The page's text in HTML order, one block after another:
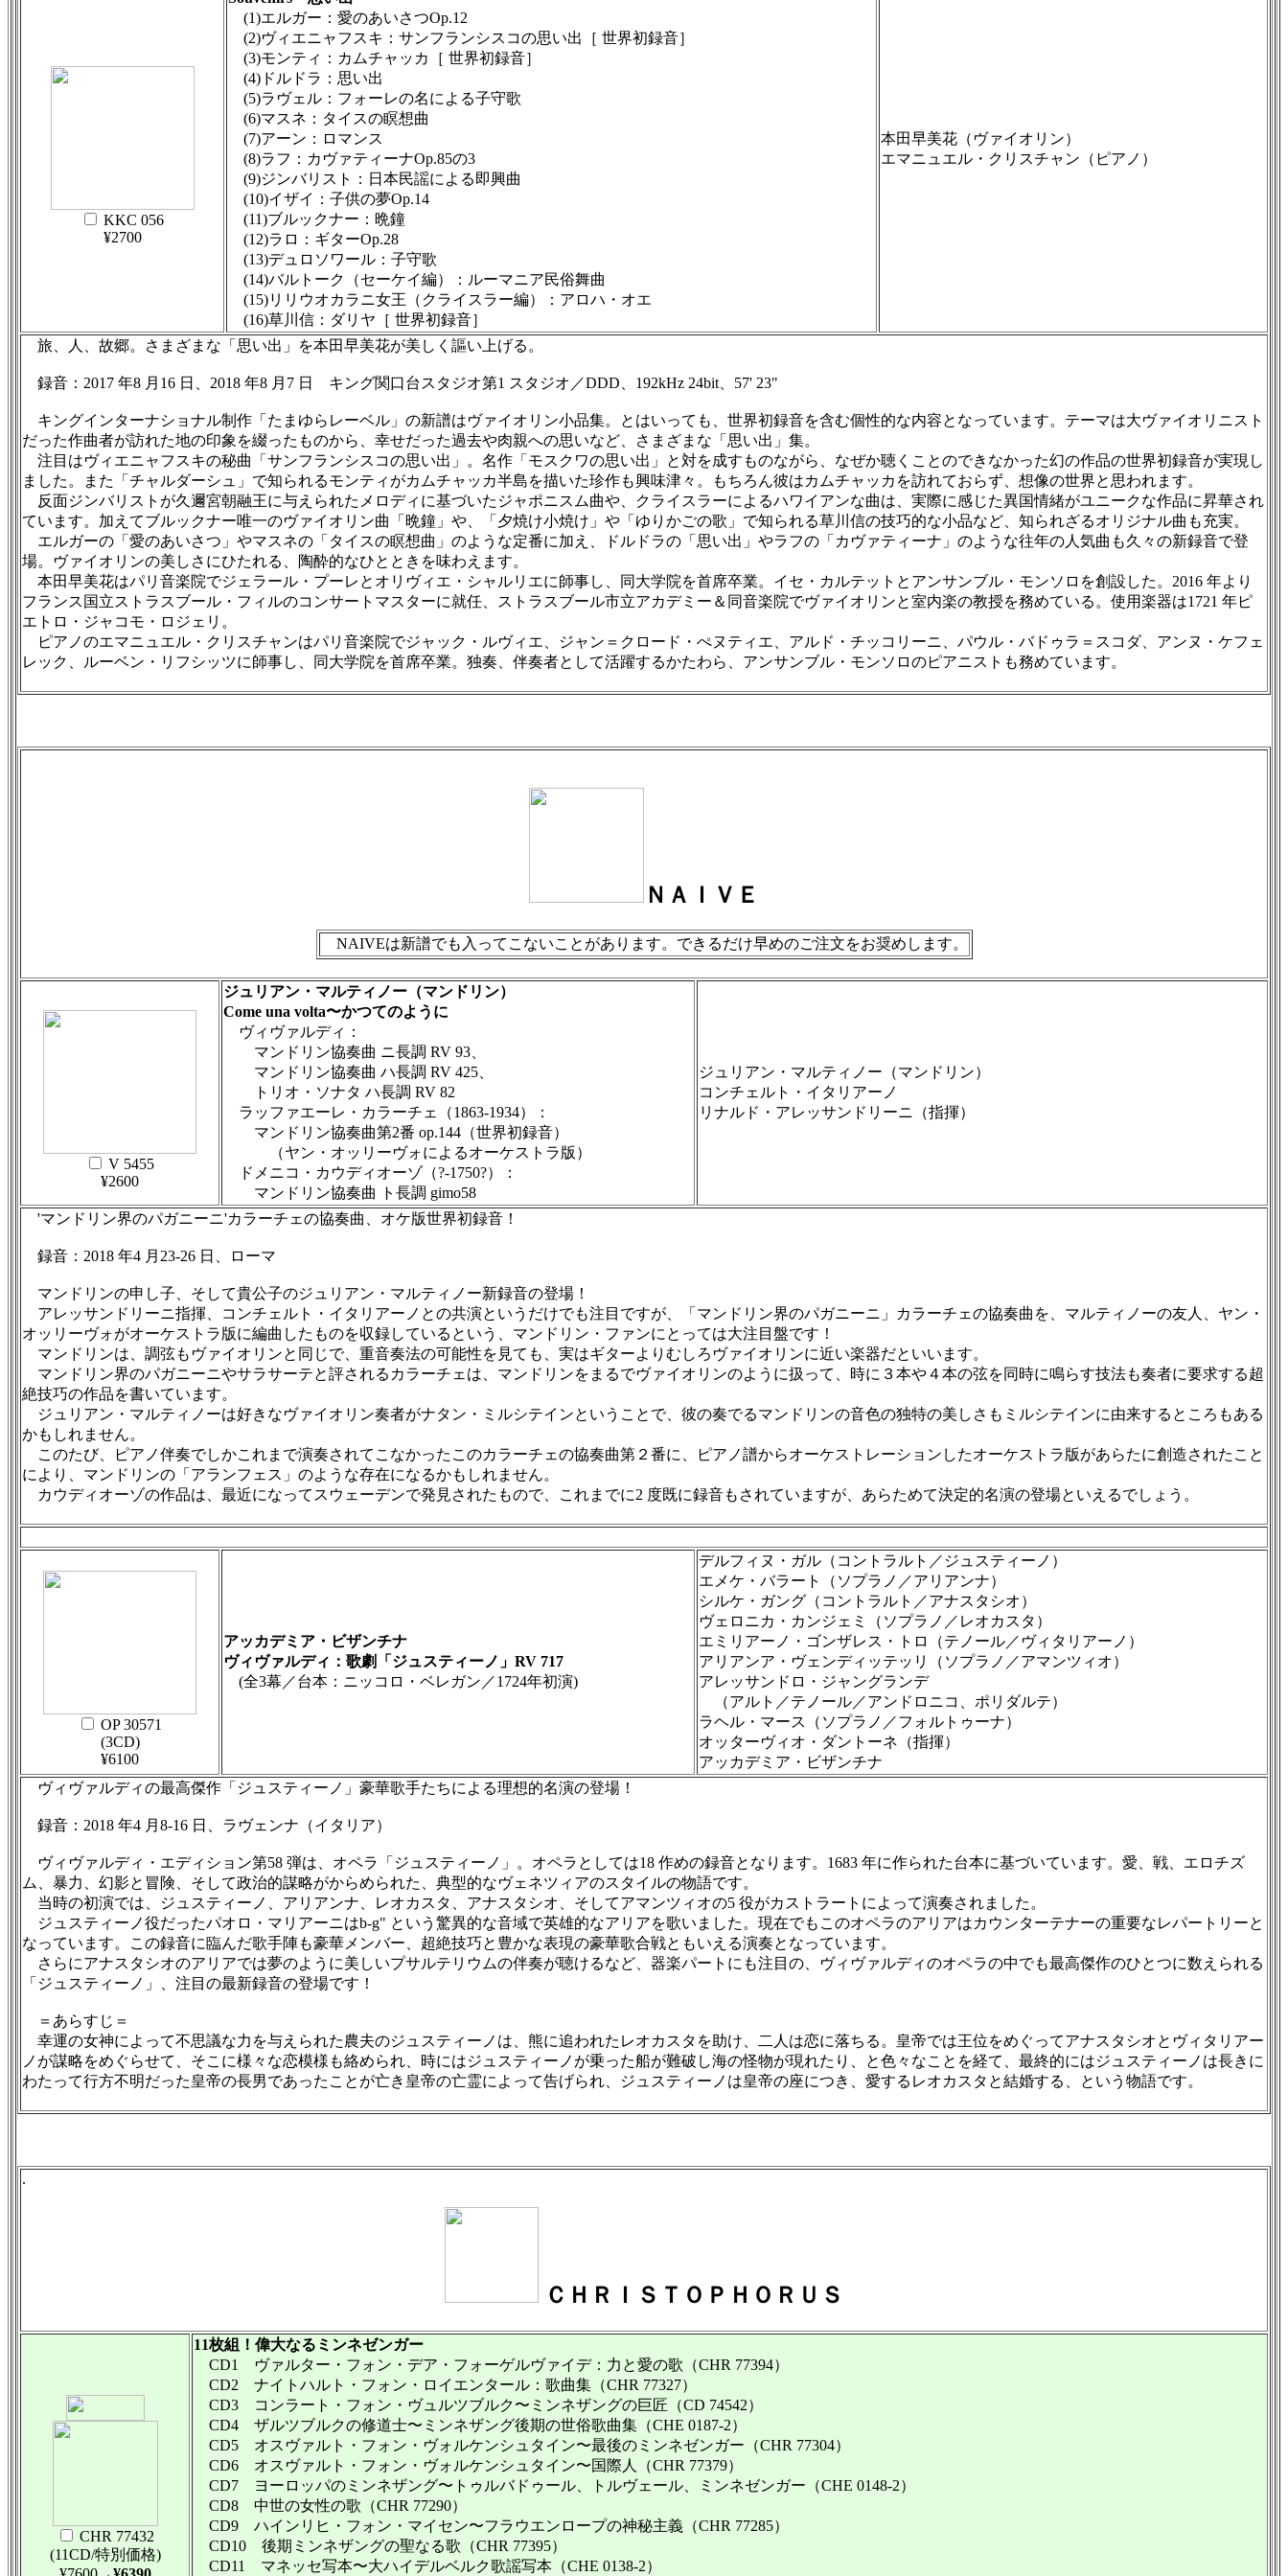
KKC 056
¥2700
(1)エルガー：愛のあいさつOp.12
(2)ヴィエニャフスキ：サンフランシスコの思い出［ 世界初録音］
(3)モンティ：カムチャッカ［ 世界初録音］
(4)ドルドラ：思い出
(5)ラヴェル：フォーレの名による子守歌
(6)マスネ：タイスの瞑想曲
(7)アーン：ロマンス
(8)ラフ：カヴァティーナOp.85の3
(9)ジンバリスト：日本民謡による即興曲
(10)イザイ：子供の夢Op.14
(11)ブルックナー：晩鐘
(12)ラロ：ギターOp.28
(13)デュロソワール：子守歌
(14)バルトーク（セーケイ編）：ルーマニア民俗舞曲
(15)リリウオカラニ女王（クライスラー編）：アロハ・オエ
(16)草川信：ダリヤ［ 世界初録音］
本田早美花（ヴァイオリン）
エマニュエル・クリスチャン（ピアノ）
旅、人、故郷。さまざまな「思い出」を本田早美花が美しく謳い上げる。
録音：2017 年8 月16 日、2018 年8 月7 日 キング関口台スタジオ第1 スタジオ／DDD、192kHz 24bit、57' 23"
キングインターナショナル制作「たまゆらレーベル」の新譜はヴァイオリン小品集。とはいっても、世界初録音を含む個性的な内容となっています。テーマは大ヴァイオリニスト
だった作曲者が訪れた地の印象を綴ったものから、幸せだった過去や肉親への思いなど、さまざまな「思い出」集。
注目はヴィエニャフスキの秘曲「サンフランシスコの思い出」。名作「モスクワの思い出」と対を成すものながら、なぜか聴くことのできなかった幻の作品の世界初録音が実現し
ました。また「チャルダーシュ」で知られるモンティがカムチャッカ半島を描いた珍作も興味津々。もちろん彼はカムチャッカを訪れておらず、想像の世界と思われます。
反面ジンバリストが久邇宮朝融王に与えられたメロディに基づいたジャポニスム曲や、クライスラーによるハワイアンな曲は、実際に感じた異国情緒がユニークな作品に昇華され
ています。加えてブルックナー唯一のヴァイオリン曲「晩鐘」や、「夕焼け小焼け」や「ゆりかごの歌」で知られる草川信の技巧的な小品など、知られざるオリジナル曲も充実。
エルガーの「愛のあいさつ」やマスネの「タイスの瞑想曲」のような定番に加え、ドルドラの「思い出」やラフの「カヴァティーナ」のような往年の人気曲も久々の新録音で登
場。ヴァイオリンの美しさにひたれる、陶酔的なひとときを味わえます。
本田早美花はパリ音楽院でジェラール・プーレとオリヴィエ・シャルリエに師事し、同大学院を首席卒業。イセ・カルテットとアンサンブル・モンソロを創設した。2016 年より
フランス国立ストラスブール・フィルのコンサートマスターに就任、ストラスブール市立アカデミー＆同音楽院でヴァイオリンと室内楽の教授を務めている。使用楽器は1721 年ピ
エトロ・ジャコモ・ロジェリ。
ピアノのエマニュエル・クリスチャンはパリ音楽院でジャック・ルヴィエ、ジャン＝クロード・ぺヌティエ、アルド・チッコリーニ、パウル・バドゥラ＝スコダ、アンヌ・ケフェ
レック、ルーベン・リフシッツに師事し、同大学院を首席卒業。独奏、伴奏者として活躍するかたわら、アンサンブル・モンソロのピアニストも務めています。
ＮＡＩＶＥ
NAIVEは新譜でも入ってこないことがあります。できるだけ早めのご注文をお奨めします。
V 5455
¥2600
ジュリアン・マルティノー（マンドリン）
Come una volta〜かつてのように
ヴィヴァルディ：
マンドリン協奏曲 ニ長調 RV 93、
マンドリン協奏曲 ハ長調 RV 425、
トリオ・ソナタ ハ長調 RV 82
ラッファエーレ・カラーチェ（1863-1934）：
マンドリン協奏曲第2番 op.144（世界初録音）
（ヤン・オッリーヴォによるオーケストラ版）
ドメニコ・カウディオーゾ（?-1750?）：
マンドリン協奏曲 ト長調 gimo58
ジュリアン・マルティノー（マンドリン）
コンチェルト・イタリアーノ
リナルド・アレッサンドリーニ（指揮）
'マンドリン界のパガニーニ'カラーチェの協奏曲、オケ版世界初録音！
録音：2018 年4 月23-26 日、ローマ
マンドリンの申し子、そして貴公子のジュリアン・マルティノー新録音の登場！
アレッサンドリーニ指揮、コンチェルト・イタリアーノとの共演というだけでも注目ですが、「マンドリン界のパガニーニ」カラーチェの協奏曲を、マルティノーの友人、ヤン・
オッリーヴォがオーケストラ版に編曲したものを収録しているという、マンドリン・ファンにとっては大注目盤です！
マンドリンは、調弦もヴァイオリンと同じで、重音奏法の可能性を見ても、実はギターよりむしろヴァイオリンに近い楽器だといいます。
マンドリン界のパガニーニやサラサーテと評されるカラーチェは、マンドリンをまるでヴァイオリンのように扱って、時に３本や４本の弦を同時に鳴らす技法も奏者に要求する超
絶技巧の作品を書いています。
ジュリアン・マルティノーは好きなヴァイオリン奏者がナタン・ミルシテインということで、彼の奏でるマンドリンの音色の独特の美しさもミルシテインに由来するところもある
かもしれません。
このたび、ピアノ伴奏でしかこれまで演奏されてこなかったこのカラーチェの協奏曲第２番に、ピアノ譜からオーケストレーションしたオーケストラ版があらたに創造されたこと
により、マンドリンの「アランフェス」のような存在になるかもしれません。
カウディオーゾの作品は、最近になってスウェーデンで発見されたもので、これまでに2 度既に録音もされていますが、あらためて決定的名演の登場といえるでしょう。
OP 30571
(3CD)
¥6100
アッカデミア・ビザンチナ
ヴィヴァルディ：歌劇「ジュスティーノ」RV 717
(全3幕／台本：ニッコロ・ベレガン／1724年初演)
デルフィヌ・ガル（コントラルト／ジュスティーノ）
エメケ・バラート（ソプラノ／アリアンナ）
シルケ・ガング（コントラルト／アナスタシオ）
ヴェロニカ・カンジェミ（ソプラノ／レオカスタ）
エミリアーノ・ゴンザレス・トロ（テノール／ヴィタリアーノ）
アリアンア・ヴェンディッテッリ（ソプラノ／アマンツィオ）
アレッサンドロ・ジャングランデ
（アルト／テノール／アンドロニコ、ポリダルテ）
ラヘル・マース（ソプラノ／フォルトゥーナ）
オッターヴィオ・ダントーネ（指揮）
アッカデミア・ビザンチナ
ヴィヴァルディの最高傑作「ジュスティーノ」豪華歌手たちによる理想的名演の登場！
録音：2018 年4 月8-16 日、ラヴェンナ（イタリア）
ヴィヴァルディ・エディション第58 弾は、オペラ「ジュスティーノ」。オペラとしては18 作めの録音となります。1683 年に作られた台本に基づいています。愛、戦、エロチズ
ム、暴力、幻影と冒険、そして政治的謀略がからめられた、典型的なヴェネツィアのスタイルの物語です。
当時の初演では、ジュスティーノ、アリアンナ、レオカスタ、アナスタシオ、そしてアマンツィオの5 役がカストラートによって演奏されました。
ジュスティーノ役だったパオロ・マリアーニはb-g" という驚異的な音域で英雄的なアリアを歌いました。現在でもこのオペラのアリアはカウンターテナーの重要なレパートリーと
なっています。この録音に臨んだ歌手陣も豪華メンバー、超絶技巧と豊かな表現の豪華歌合戦ともいえる演奏となっています。
さらにアナスタシオのアリアでは夢のように美しいプサルテリウムの伴奏が聴けるなど、器楽パートにも注目の、ヴィヴァルディのオペラの中でも最高傑作のひとつに数えられる
「ジュスティーノ」、注目の最新録音の登場です！
＝あらすじ＝
幸運の女神によって不思議な力を与えられた農夫のジュスティーノは、熊に追われたレオカスタを助け、二人は恋に落ちる。皇帝では王位をめぐってアナスタシオとヴィタリアー
ノが謀略をめぐらせて、そこに様々な恋模様も絡められ、時にはジュスティーノが乗った船が難破し海の怪物が現れたり、と色々なことを経て、最終的にはジュスティーノは長きに
わたって行方不明だった皇帝の長男であったことが亡き皇帝の亡霊によって告げられ、ジュスティーノは皇帝の座につき、愛するレオカスタと結婚する、という物語です。
.
ＣＨＲＩＳＴＯＰＨＯＲＵＳ
CHR 77432
(11CD/特別価格)
11枚組！偉大なるミンネゼンガー
CD1 ヴァルター・フォン・デア・フォーゲルヴァイデ：力と愛の歌（CHR 77394）
CD2 ナイトハルト・フォン・ロイエンタール：歌曲集（CHR 77327）
CD3 コンラート・フォン・ヴュルツブルク〜ミンネザングの巨匠（CD 74542）
CD4 ザルツブルクの修道士〜ミンネザング後期の世俗歌曲集（CHE 0187-2）
CD5 オスヴァルト・フォン・ヴォルケンシュタイン〜最後のミンネゼンガー（CHR 77304）
CD6 オスヴァルト・フォン・ヴォルケンシュタイン〜国際人（CHR 77379）
CD7 ヨーロッパのミンネザング〜トゥルバドゥール、トルヴェール、ミンネゼンガー（CHE 0148-2）
CD8 中世の女性の歌（CHR 77290）
CD9 ハインリヒ・フォン・マイセン〜フラウエンロープの神秘主義（CHR 77285）
CD10 後期ミンネザングの聖なる歌（CHR 77395）
CD11 マネッセ写本〜大ハイデルベルク歌謡写本（CHE 0138-2）